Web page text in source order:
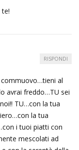
al
avrai freddo…TU sei
TU…con la tua
la tua
i tuoi piatti con
mescolati ad
RISPONDI